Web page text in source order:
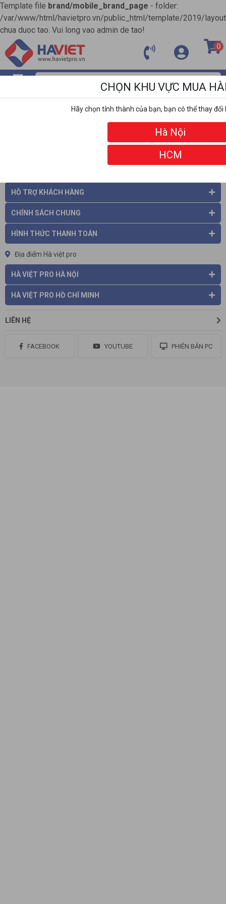
Template file brand/mobile_brand_page - folder:
/var/www/html/havietpro.vn/public_html/template/2019/
chua duoc tao. Vui long vao admin de tao!
0
HỖ TRỢ KHÁCH HÀNG
CHÍNH SÁCH CHUNG
HÌNH THỨC THANH TOÁN
Địa điểm Hà việt pro
HÀ VIỆT PRO HÀ NỘI
HÀ VIỆT PRO HỒ CHÍ MINH
LIÊN HỆ
FACEBOOK YOUTUBE PHIÊN BẢN PC
CHỌN KHU VỰC MUA
Hãy chọn tỉnh thành của bạn, bạn có thể thay đổi
Hà Nội
HCM